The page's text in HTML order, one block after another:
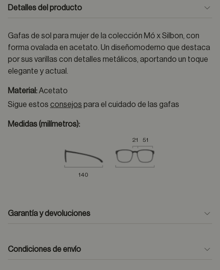
Detalles del producto
Gafas de sol para mujer de la colección Mó x Silbon, con
forma ovalada en acetato. Un diseñomoderno que destaca
por sus varillas con detalles metálicos, aportando un toque
elegante y actual.
Material:Acetato
Sigue estos consejos para el cuidado de las gafas
Medidas (milímetros):
21 51
140
Garantía y devoluciones
Condiciones de envío